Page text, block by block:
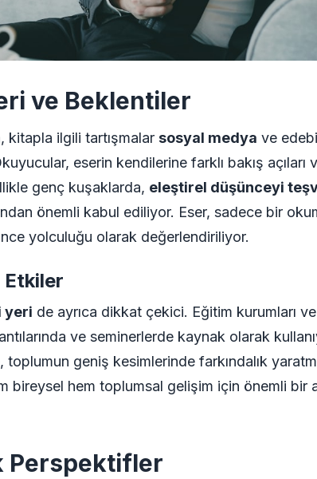
ve Beklentiler
kitapla ilgili tartışmalar sosyal medya ve
eserin kendilerine farklı bakış açıları
genç kuşaklarda, eleştirel düşünceyi
önemli kabul ediliyor. Eser, sadece bir
yolculuğu olarak değerlendiriliyor.
Etkiler
yeri de ayrıca dikkat çekici. Eğitim kurumları
ve seminerlerde kaynak olarak
toplumun geniş kesimlerinde farkındalık
bireysel hem toplumsal gelişim için önemli bir
Perspektifler